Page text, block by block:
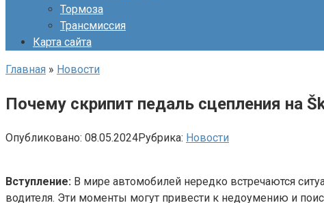
Тормоза
Трансмиссия
Карта сайта
Главная » Новости
Почему скрипит педаль сцепления на
Опубликовано: 08.05.2024Рубрика: Новости
Вступление: В мире автомобилей нередко встречаются
водителя. Эти моменты могут привести к недоумению и